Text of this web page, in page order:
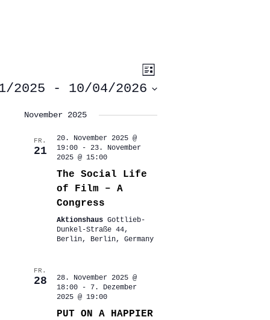
ANSICHTEN-
NAVIGATION
VERANSTALTUNG
ANSICHTEN-
Liste
2025 - 10/04/2026
November 2025
FR.
21
20. November 2025 @
19:00- 23. November
2025 @ 15:00
The Social Life
of Film – A
Congress
Aktionshaus Gottlieb-
Dunkel-Straße 44,
Berlin, Berlin, Germany
FR.
28
28. November 2025 @
18:00-
7. Dezember
2025 @ 19:00
PUT ON A HAPPIER